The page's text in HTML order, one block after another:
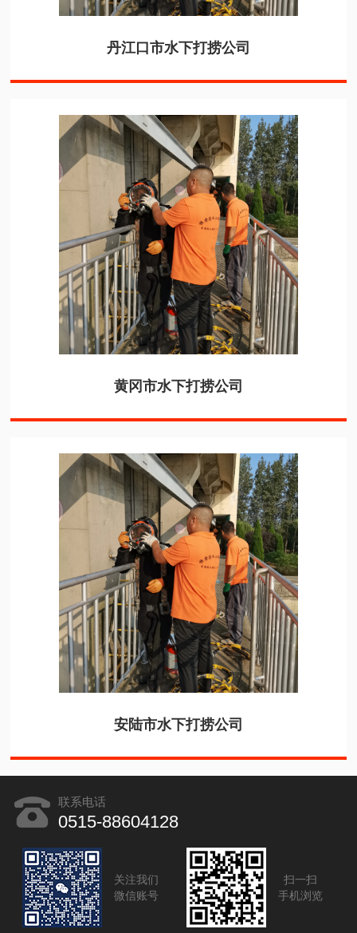
丹江口市水下打捞公司
黄冈市水下打捞公司
安陆市水下打捞公司
联系电话
0515-88604128
关注我们
微信账号
扫一扫
手机浏览